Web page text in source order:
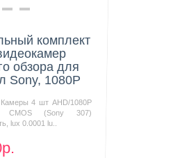
дешевле?
комплект
обзора для
Sony, 1080P
Камеры 4 шт AHD/1080P
CMOS (Sony 307)
lux 0.0001 lu..